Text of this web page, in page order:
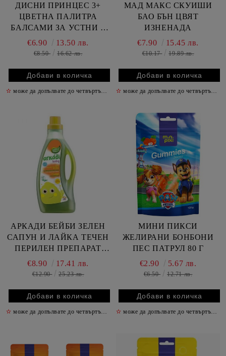
ДИСНИ ПРИНЦЕС 3+
ЦВЕТНА ПАЛИТРА
БАЛСАМИ ЗА УСТНИ +
ЧЕТКА + ОГЛЕДАЛО
€6.90 13.50 лв.
€8.50 16.62 лв.
✫ може да допълвате до четвъртък включително ✫
МАД МАКС СКУИШИ
БАО БЪН ЦВЯТ
ИЗНЕНАДА
€7.90
15.45 лв.
€10.17 19.89 лв.
✫ може да допълвате до четвъртък включително
АРКАДИ БЕЙБИ ЗЕЛЕН
САПУН И ЛАЙКА ТЕЧЕН
ПЕРИЛЕН ПРЕПАРАТ
1575 МЛ 26ПР
€8.90 17.41 лв.
€12.90 25.23 лв.
✫ може да допълвате до четвъртък включително ✫
МИНИ ПИКСИ
ЖЕЛИРАНИ БОНБОНИ
ПЕС ПАТРУЛ 80 Г
€2.90
5.67 лв.
€6.50 12.71 лв.
✫ може да допълвате до четвъртък включително